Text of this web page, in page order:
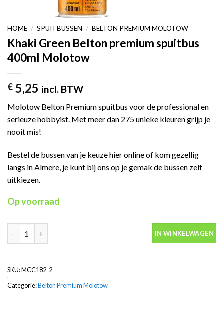
HOME / SPUITBUSSEN / BELTON PREMIUM MOLOTOW
Khaki Green Belton premium spuitbus
400ml Molotow
€ 5,25 incl. BTW
Molotow Belton Premium spuitbus voor de professional en
serieuze hobbyist. Met meer dan 275 unieke kleuren grijp je
nooit mis!
Bestel de bussen van je keuze hier online of kom gezellig
langs in Almere, je kunt bij ons op je gemak de bussen zelf
uitkiezen.
Op voorraad
IN WINKELWAGEN
SKU:MCC182-2
Categorie:Belton Premium Molotow